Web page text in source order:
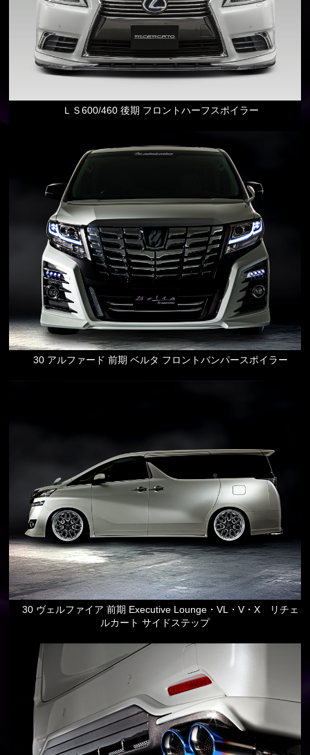
ＬＳ600/460 後期 フロントハーフスポイラー
30 アルファード 前期 ベルタ フロントバンパースポイラー
30 ヴェルファイア 前期 Executive Lounge・VL・V・X リチェ
ルカート サイドステップ